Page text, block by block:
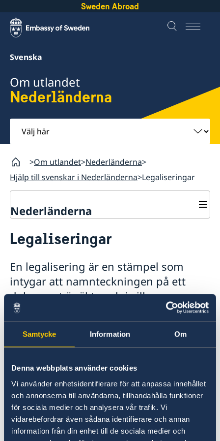
Samtycke Information Om
Denna webbplats använder cookies
Vi använder enhetsidentifierare för att anpassa innehållet
och annonserna till användarna, tillhandahålla funktioner
för sociala medier och analysera vår trafik. Vi
vidarebefordrar även sådana identifierare och annan
information från din enhet till de sociala medier och
Sweden Abroad
Svenska
Om utlandet
Nederländerna
Välj
här
Om utlandet Nederländerna
Hjälp till svenskar i Nederländerna Legaliseringar
Nederländerna
Hjälp till svenskar i Nederländerna
Brevrösta i Nederländerna
Pass och nationellt ID-kort för vuxna
Pass och nationell ID-kort för barn
Samordningsnummer
Om svenskt medborgarskap
Provisoriskt pass
Flytta till Nederländerna
Gifta sig i Nederländerna
Registrera nyfödd utomlands
Avgifter
Legaliseringar
Körkort
Namnändring
Pension & Levnadsintyg
Legaliseringar
En legalisering är en stämpel som
intygar att namnteckningen på ett
dokument är äkta och i vilken
egenskap undertecknaren har skrivit
på.
Ambassaden kan legalisera:
• dokument med underskrift av behörig
tjänsteman vid svenska utrikesdepartementet,
• dokument med underskrift av behörig
tjänsteman vid det lokala utrikesministeriet.